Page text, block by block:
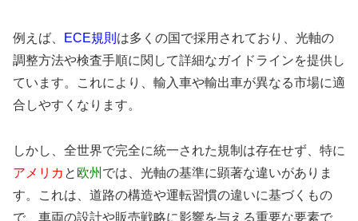
例えば、 ECE規則 は多くの国で採用されており、光軸の
調整方法や検査手順に関して詳細なガイドラインを提供し
ています。これにより、輸入車や輸出車が異なる市場に適
合しやすくなります。
しかし、全世界で完全に統一された規制は存在せず、特に
アメリカ と 欧州 では、光軸の基準に顕著な違いがありま
す。これは、道路の構造や運転習慣の違いに基づくもの
で、車両の設計や販売戦略に影響を与える重要な要素で